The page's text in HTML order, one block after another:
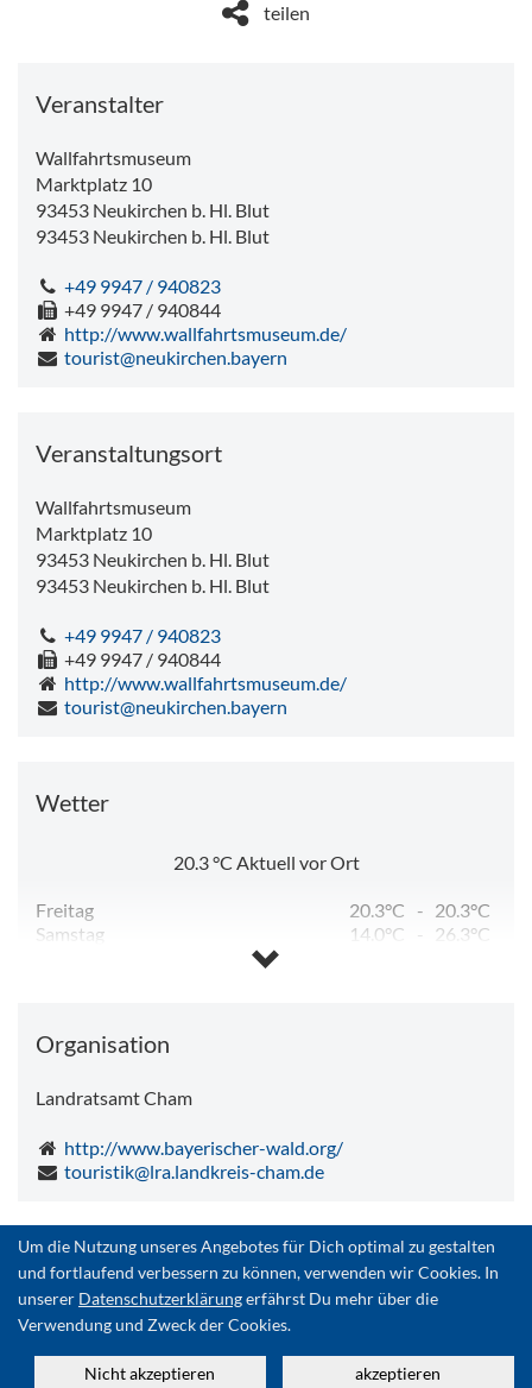
teilen
Veranstalter
Wallfahrtsmuseum
Marktplatz 10
93453 Neukirchen b. Hl. Blut
93453 Neukirchen b. Hl. Blut
+49 9947 / 940823
+49 9947 / 940844
http://www.wallfahrtsmuseum.de/
tourist@neukirchen.bayern
Veranstaltungsort
Wallfahrtsmuseum
Marktplatz 10
93453 Neukirchen b. Hl. Blut
93453 Neukirchen b. Hl. Blut
+49 9947 / 940823
+49 9947 / 940844
http://www.wallfahrtsmuseum.de/
tourist@neukirchen.bayern
Wetter
20.3°C Aktuell vor Ort
Freitag 20.3°C - 20.3°C
Samstag
14.0°C -
26.3°C
Organisation
Landratsamt Cham
http://www.bayerischer-wald.org/
touristik@lra.landkreis-cham.de
Zurück
Quelle: destination.one
Landratsamt Cham
Zuletzt geändert am 21.04.2026
ID: e_100566985
Um die Nutzung unseres Angebotes für Dich optimal zu gestalten
und fortlaufend verbessern zu können, verwenden wir Cookies. In
unserer Datenschutzerklärungerfährst Du mehr über die
Verwendung und Zweck der Cookies.
Nicht akzeptieren akzeptieren